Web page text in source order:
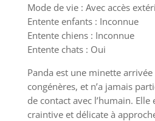
Mode de vie : Avec accès
Entente enfants : Inconnue
Entente chiens : Inconnue
Entente chats : Oui
Panda est une minette
congénères, et n’a jamais
de contact avec l’humain. Elle
craintive et délicate à